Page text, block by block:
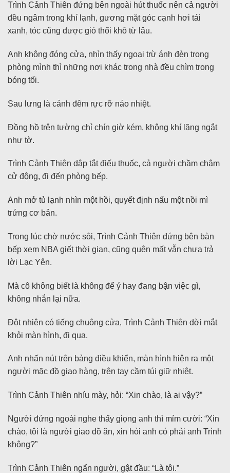
Trình Cảnh Thiên đứng bên ngoài hút thuốc nên cả người
đều ngâm trong khí lạnh, gương mặt góc cạnh hơi tái
xanh, tóc cũng được gió thổi khô từ lâu.
Anh không đóng cửa, nhìn thấy ngoại trừ ánh đèn trong
phòng mình thì những nơi khác trong nhà đều chìm trong
bóng tối.
Sau lưng là cảnh đêm rực rỡ náo nhiệt.
Đồng hồ trên tường chỉ chín giờ kém, không khí lặng ngắt
như tờ.
Trình Cảnh Thiên dập tắt điếu thuốc, cả người chầm chậm
cử động, đi đến phòng bếp.
Anh mở tủ lạnh nhìn một hồi, quyết định nấu một nồi mì
trứng cơ bản.
Trong lúc chờ nước sôi, Trình Cảnh Thiên đứng bên bàn
bếp xem NBA giết thời gian, cũng quên mất vẫn chưa trả
lời Lạc Yên.
Mà cô không biết là không để ý hay đang bận việc gì,
không nhắn lại nữa.
Đột nhiên có tiếng chuông cửa, Trình Cảnh Thiên dời mắt
khỏi màn hình, đi qua.
Anh nhấn nút trên bảng điều khiển, màn hình hiện ra một
người mặc đồ giao hàng, trên tay cầm túi giữ nhiệt.
Trình Cảnh Thiên nhíu mày, hỏi: “Xin chào, là ai vậy?”
Người đứng ngoài nghe thấy giọng anh thì mỉm cười: “Xin
chào, tôi là người giao đồ ăn, xin hỏi anh có phải anh Trình
không?”
Trình Cảnh Thiên ngẩn người, gật đầu: “Là tôi.”